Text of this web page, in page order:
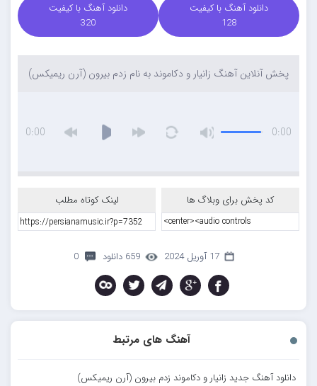
دانلود آهنگ با کیفیت
128
دانلود آهنگ با کیفیت
320
پخش آنلاین آهنگ زانیار و دکاموند به نام زدم بیرون (آرن ریمیکس)
0:00
0:00
کد پخش برای وبلاگ ها لینک کوتاه مطلب
17 آوریل 2024 659 دانلود 0
آهنگ های مرتبط
دانلود آهنگ جدید زانیار و دکاموند زدم بیرون (آرن ریمیکس)